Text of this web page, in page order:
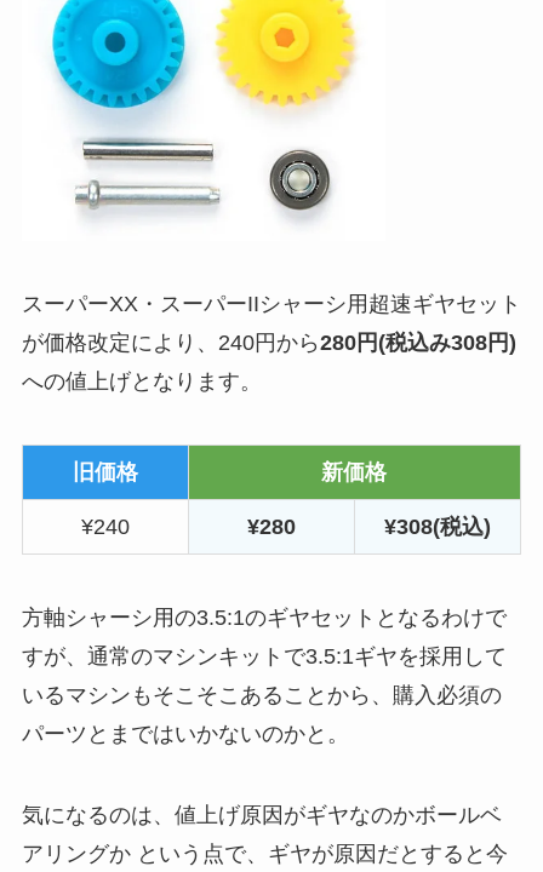
スーパーXX・スーパーIIシャーシ用超速ギヤセット
が価格改定により、240円から280円(税込み308円)
への値上げとなります。
旧価格 新価格
¥240 ¥280 ¥308(税込)
方軸シャーシ用の3.5:1のギヤセットとなるわけで
すが、通常のマシンキットで3.5:1ギヤを採用して
いるマシンもそこそこあることから、購入必須の
パーツとまではいかないのかと。
気になるのは、値上げ原因がギヤなのかボールベ
アリングか という点で、ギヤが原因だとすると今